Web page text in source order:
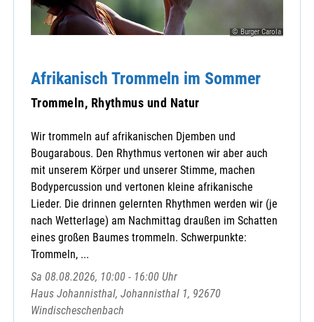
© Burger Carola
Afrikanisch Trommeln im Sommer
Trommeln, Rhythmus und Natur
Wir trommeln auf afrikanischen Djemben und
Bougarabous. Den Rhythmus vertonen wir aber auch
mit unserem Körper und unserer Stimme, machen
Bodypercussion und vertonen kleine afrikanische
Lieder. Die drinnen gelernten Rhythmen werden wir (je
nach Wetterlage) am Nachmittag draußen im Schatten
eines großen Baumes trommeln. Schwerpunkte:
Trommeln, ...
Sa 08.08.2026, 10:00 - 16:00 Uhr
Haus Johannisthal, Johannisthal 1, 92670
Windischeschenbach